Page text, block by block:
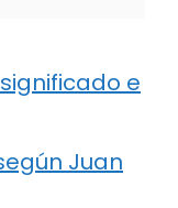
e
Juan